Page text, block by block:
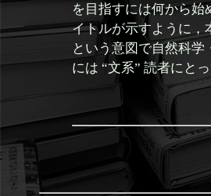
を目指すには何から
イトルが示すように，
という意図で自然科
には “文系” 読者にと